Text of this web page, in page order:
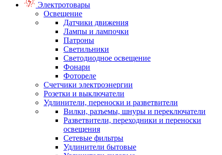
Электротовары
Освещение
Датчики движения
Лампы и лампочки
Патроны
Светильники
Светодиодное освещение
Фонари
Фотореле
Счетчики электроэнергии
Розетки и выключатели
Удлинители, переноски и разветвители
Вилки, разъемы, шнуры и переключатели
Разветвители, переходники и переноски
освещения
Сетевые фильтры
Удлинители бытовые